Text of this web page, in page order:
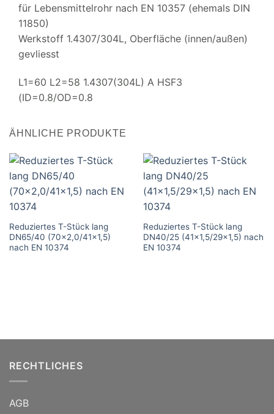
für Lebensmittelrohr nach EN 10357 (ehemals DIN
11850)
Werkstoff 1.4307/304L, Oberfläche (innen/außen)
gevliesst
L1=60 L2=58 1.4307(304L) A HSF3
(ID=0.8/OD=0.8
ÄHNLICHE PRODUKTE
Reduziertes T-Stück lang
DN65/40 (70×2,0/41×1,5)
nach EN 10374
Reduziertes T-Stück lang
DN40/25 (41×1,5/29×1,5) nach
EN 10374
RECHTLICHES
AGB